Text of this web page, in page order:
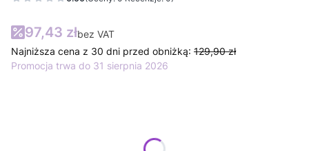
97,43 złbez VAT
Najniższa cena z 30 dni przed obniżką: 129,90 zł
Promocja trwa do 31 sierpnia 2026